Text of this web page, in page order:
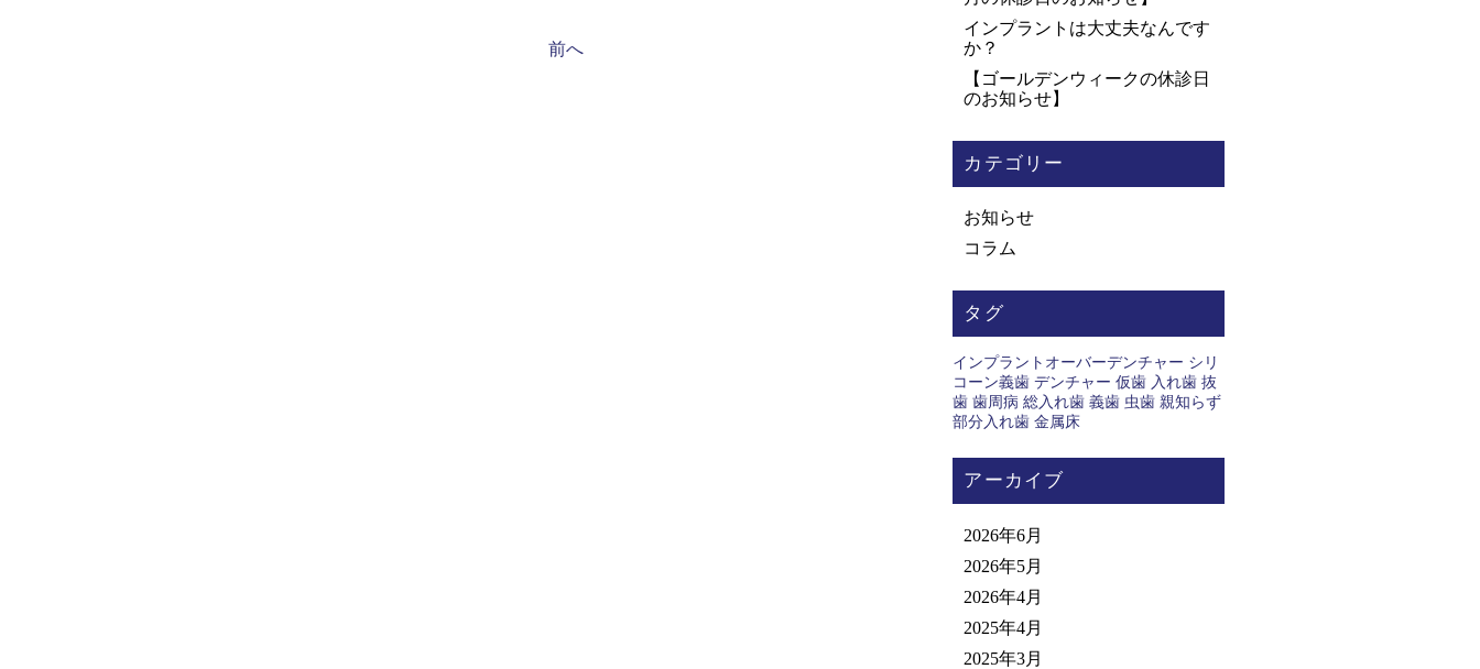
投
前へ
インプラントは大丈夫なんです
か？
【ゴールデンウィークの休診日
のお知らせ】
カテゴリー
お知らせ
コラム
タグ
インプラントオーバーデンチャー シリ
コーン義歯 デンチャー 仮歯 入れ歯 抜
歯 歯周病 総入れ歯 義歯 虫歯 親知らず
部分入れ歯 金属床
アーカイブ
2026年6月
2026年5月
2026年4月
2025年4月
2025年3月